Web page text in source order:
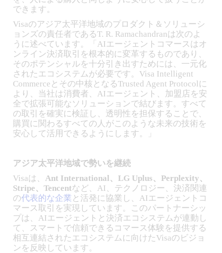
できます。
Visaのアジア太平洋地域のプロダクト＆ソリューシ
ョンズの責任者であるT. R. Ramachandranは次のよ
うに述べています。「AIエージェントコマースはオ
ンライン決済取引を根本的に変革するものであり、
そのポテンシャルを十分引き出すためには、一元化
されたエコシステムが必要です。Visa Intelligent
Commerceとその中核となるTrusted Agent Protocolに
より、当社は消費者、AIエージェント、加盟店を安
全で拡張可能なソリューションで結びます。すべて
の取引を確実に検証し、透明性を担保することで、
購買に関わるすべての人がこのような未来の技術を
安心して活用できるようにします。」
アジア太平洋地域で勢いを継続
Visaは、Ant International、LG Uplus、Perplexity、
Stripe、Tencentなど、AI、テクノロジー、決済関連
の代表的な企業 と活発に協業し、AIエージェントコ
マース取引を実現しています。このパートナーシッ
プは、AIエージェントと決済エコシステムが連動し
て、スマートで信頼できるコマース体験を提供する
相互連結されたエコシステムに向けたVisaのビジョ
ンを反映しています。